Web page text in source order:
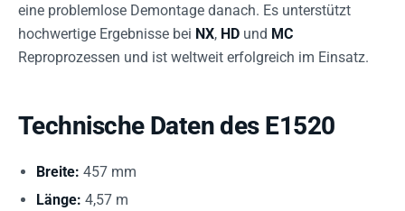
eine problemlose Demontage danach. Es unterstützt
hochwertige Ergebnisse bei NX, HD und MC
Reproprozessen und ist weltweit erfolgreich im Einsatz.
Technische Daten des E1520
Breite: 457 mm
Länge: 4,57 m